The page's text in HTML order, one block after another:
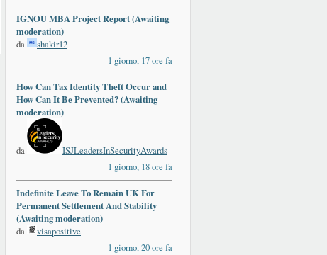
IGNOU MBA Project Report (Awaiting
moderation)
da
shakir12
1 giorno, 17 ore fa
How Can Tax Identity Theft Occur and
How Can It Be Prevented? (Awaiting
moderation)
da
ISJLeadersInSecurityAwards
1 giorno, 18 ore fa
Indefinite Leave To Remain UK For
Permanent Settlement And Stability
(Awaiting moderation)
da
visapositive
1 giorno, 20 ore fa